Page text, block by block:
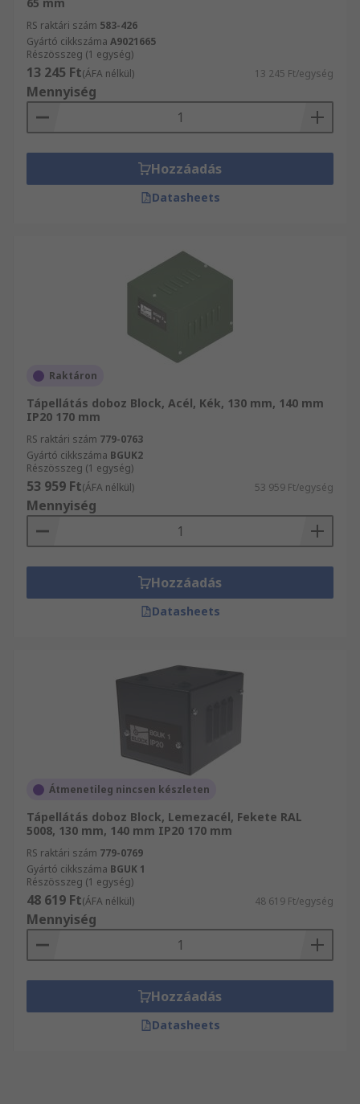
RS raktári szám 583-426
Gyártó cikkszáma A9021665
Részösszeg (1 egység)
13 245 Ft(ÁFA nélkül) 13 245 Ft/egység
Mennyiség
Hozzáadás
Datasheets
Raktáron
Tápellátás doboz Block, Acél, Kék, 130 mm, 140 mm
IP20 170 mm
RS raktári szám 779-0763
Gyártó cikkszáma BGUK2
Részösszeg (1 egység)
53 959 Ft(ÁFA nélkül) 53 959 Ft/egység
Mennyiség
Hozzáadás
Datasheets
Átmenetileg nincsen készleten
Tápellátás doboz Block, Lemezacél, Fekete RAL
5008, 130 mm, 140 mm IP20 170 mm
RS raktári szám 779-0769
Gyártó cikkszáma BGUK 1
Részösszeg (1 egység)
48 619 Ft(ÁFA nélkül) 48 619 Ft/egység
Mennyiség
Hozzáadás
Datasheets